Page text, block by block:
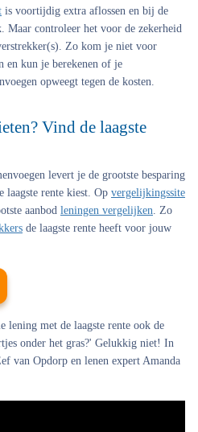
is voortijdig extra aflossen en bij de
Maar controleer het voor de zekerheid
Zo kom je niet voor
en kun je berekenen of je
opweegt tegen de kosten.
Vind de laagste
levert je de grootste besparing
laagste rente kiest. Op vergelijkingssite
aanbod leningen vergelijken. Zo
de laagste rente heeft voor jouw
lening met de laagste rente ook de
onder het gras?' Gelukkig niet! In
van Opdorp en lenen expert Amanda